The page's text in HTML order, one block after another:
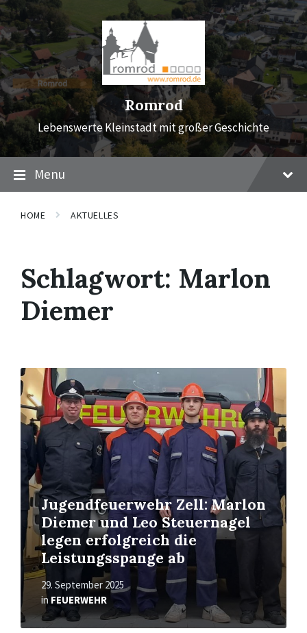
Skip
to
content
Skip
to
main
navigation
Skip
to
footer
Romrod
Lebenswerte Kleinstadt mit großer Geschichte
Menu
HOME AKTUELLES
Schlagwort: Marlon
Diemer
Jugendfeuerwehr Zell: Marlon
Diemer und Leo Steuernagel
legen erfolgreich die
Leistungsspange ab
29. September 2025
in FEUERWEHR
Read
More